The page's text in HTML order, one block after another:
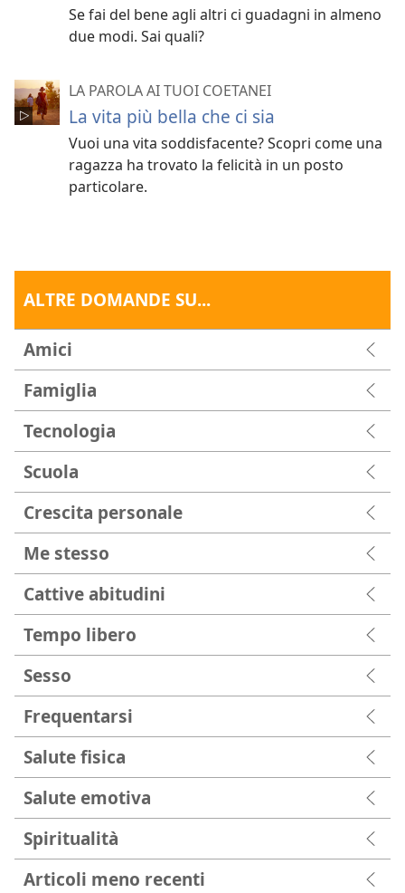
Se fai del bene agli altri ci guadagni in almeno
due modi. Sai quali?
LA PAROLA AI TUOI COETANEI
La vita più bella che ci sia
Vuoi una vita soddisfacente? Scopri come una
ragazza ha trovato la felicità in un posto
particolare.
ALTRE DOMANDE SU...
Amici
Famiglia
Tecnologia
Scuola
Crescita personale
Me stesso
Cattive abitudini
Tempo libero
Sesso
Frequentarsi
Salute fisica
Salute emotiva
Spiritualità
Articoli meno recenti